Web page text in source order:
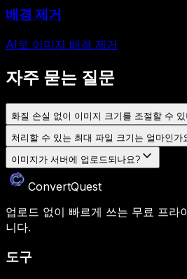
배경 제거
AI로 이미지 배경 제거
자주 묻는 질문
화질 손실 없이 이미지 크기를 조절할 수
처리할 수 있는 최대 파일 크기는 얼마인가
이미지가 서버에 업로드되나요?
ConvertQuest
업로드 없이 빠르게 쓰는 무료 프라
니다.
도구